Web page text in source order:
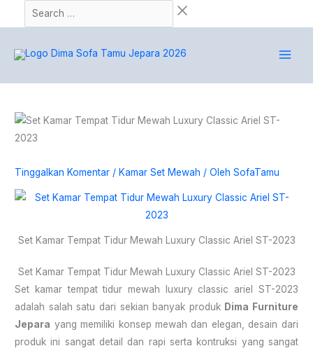
ke
Search
…
e
a
Tinggalkan Komentar / Kamar Set Mewah / OlehSofaTamu
Set Kamar Tempat Tidur Mewah Luxury Classic Ariel ST-2023
Set Kamar Tempat Tidur Mewah Luxury Classic Ariel ST-2023
Set kamar tempat tidur mewah luxury classic ariel ST-2023
adalah salah satu dari sekian banyak produk Dima Furniture
Jepara yang memiliki konsep mewah dan elegan, desain dari
produk ini sangat detail dan rapi serta kontruksi yang sangat